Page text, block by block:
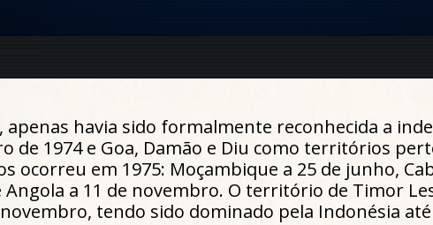
apenas havia sido formalmente reconhecida a
de 1974 e Goa, Damão e Diu como territórios
ocorreu em 1975: Moçambique a 25 de junho,
Angola a 11 de novembro. O território de Timor
tendo sido dominado pela Indonésia até